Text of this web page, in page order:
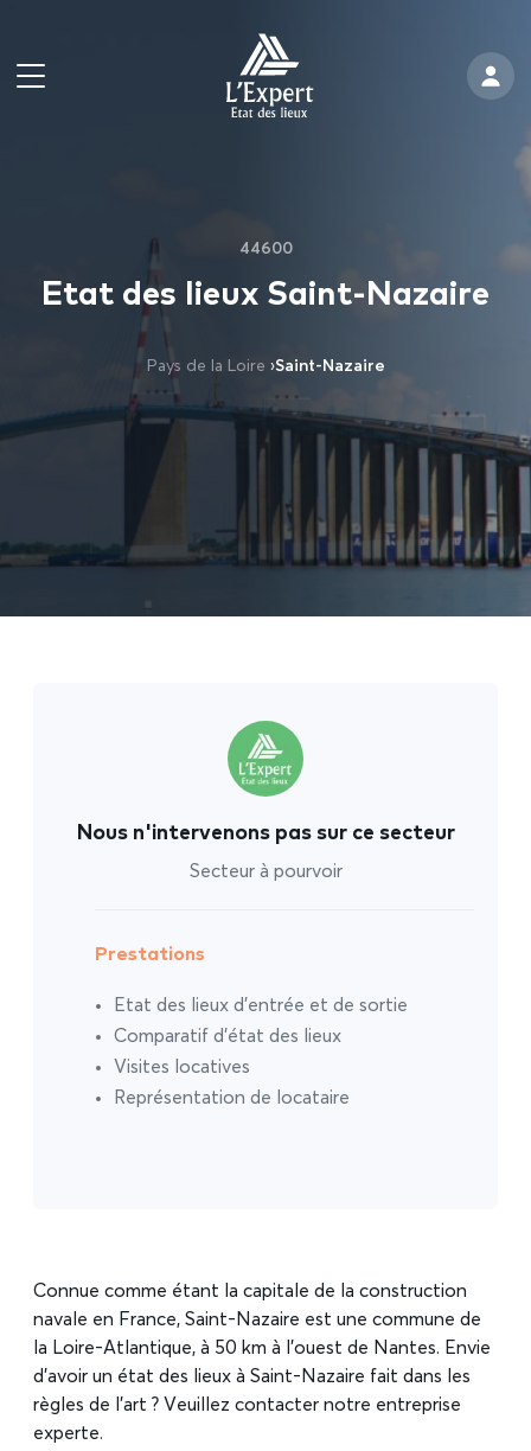
44600
Etat des lieux Saint-Nazaire
Pays de la Loire ›Saint-Nazaire
Connue comme étant la capitale de la construction
navale en France, Saint-Nazaire est une commune de
la Loire-Atlantique, à 50 km à l’ouest de Nantes. Envie
d’avoir un état des lieux à Saint-Nazaire fait dans les
règles de l’art ? Veuillez contacter notre entreprise
experte.
Nous n'intervenons pas sur ce secteur
Secteur à pourvoir
Prestations
Etat des lieux d’entrée et de sortie
Comparatif d’état des lieux
Visites locatives
Représentation de locataire